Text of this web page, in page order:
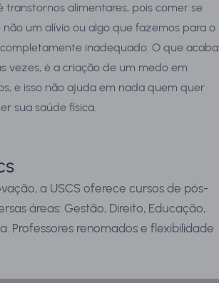
transtornos alimentares, pois comer se
um alívio ou algo que fazemos para o
completamente inadequado. O que acaba
vezes, é a criação de um medo em
e isso não ajuda em nada quem quer
sua saúde física.
a USCS oferece cursos de pós-
áreas: Gestão, Direito, Educação,
Professores renomados e flexibilidade